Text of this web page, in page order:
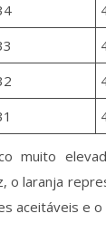
muito
o laranja
aceitáveis e